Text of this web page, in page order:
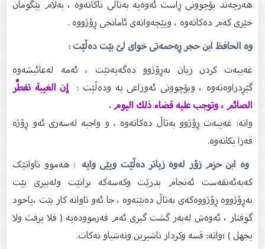
هەرچەند بۆچوونی ڕاست ئەوەیە بەتاڵی ناکاتەوە ، بەڵام بێگومان
خێری کەم دەکاتەوە ، وپێچەوانەی ئامانجی ڕۆژووە .
وە الحافظ ابن حجر ڕەحمەتی خوای لێ بێت دەڵێت :
غەیبەت کردن زیان بەڕۆژوو دەگەیەنێت ، ئەمە لەعائیشەوە
گێڕدراوەتەوە ، وبۆچوونی ئەوزاعی یە ودەڵێت : إن الغيبة تفطِّر
الصائم ، وتوجب عليه قضاء ذلك اليوم .
واتە: غەیبەت ڕۆژوو بەتاڵ دەکاتەوە ، و واجبە لەسەری ئەو ڕۆژە
قەزا بکاتەوە.
وە ابن حزم زۆر لەوە زیاتر دەڵێت وپێی وایە: هەموو تاوانێک
کەبەئەنقەست ئەنجام بدرێت وکەسەکە بزانێت ولەبیری بێت
بەڕۆژووە ڕۆژووەکەی بەتاڵ دەبێتەوە ، جا ئەو تاوانە کار بێت ،یاخود
گوفتار ، ئەوەش لەبەر گشت گیری ئەم فەرموودەیە ( فلا يرفث ولا
يجهل ) ؛واتە: قسە وکردار ناشیرین ونەشیاو نەکات.